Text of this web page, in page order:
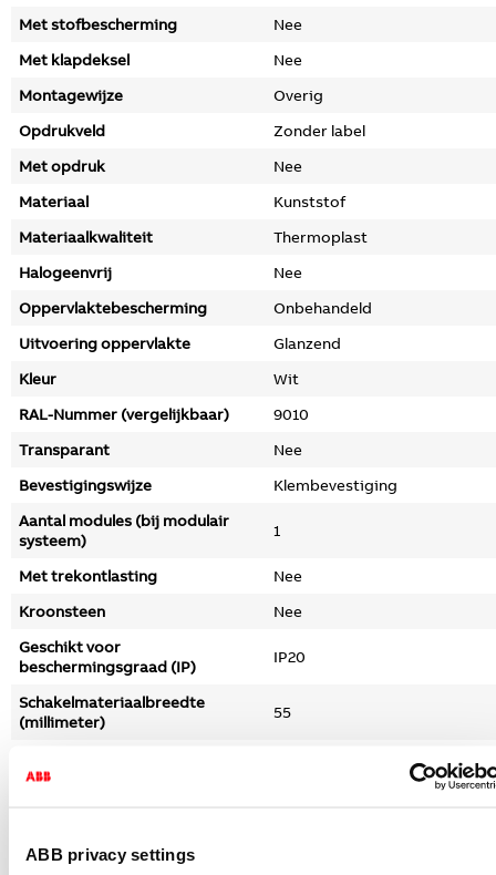
ABB privacy settings
Met stofbescherming
Nee
Met klapdeksel
Nee
Montagewijze
Overig
Opdrukveld
Zonder label
Met opdruk
Nee
Materiaal
Kunststof
Materiaalkwaliteit
Thermoplast
Halogeenvrij
Nee
Oppervlaktebescherming
Onbehandeld
Uitvoering oppervlakte
Glanzend
Kleur
Wit
RAL-Nummer (vergelijkbaar)
9010
Transparant
Nee
Bevestigingswijze
Klembevestiging
Aantal modules (bij modulair
systeem)
1
Met trekontlasting
Nee
Kroonsteen
Nee
Geschikt voor
beschermingsgraad (IP)
IP20
Schakelmateriaalbreedte
(millimeter)
55
(millimeter)
Uitvoerrichting